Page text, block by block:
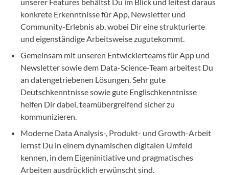
konkrete Erkenntnisse für App, Newsletter und
Community-Erlebnis ab, wobei Dir eine strukturierte
und eigenständige Arbeitsweise zugutekommt.
Gemeinsam mit unseren Entwicklerteams für App und
Newsletter sowie dem Data-Science-Team arbeitest Du
an datengetriebenen Lösungen. Sehr gute
Deutschkenntnisse sowie gute Englischkenntnisse
helfen Dir dabei, teamübergreifend sicher zu
kommunizieren.
Moderne Data Analysis-, Produkt- und Growth-Arbeit
lernst Du in einem dynamischen digitalen Umfeld
kennen, in dem Eigeninitiative und pragmatisches
Arbeiten ausdrücklich erwünscht sind.